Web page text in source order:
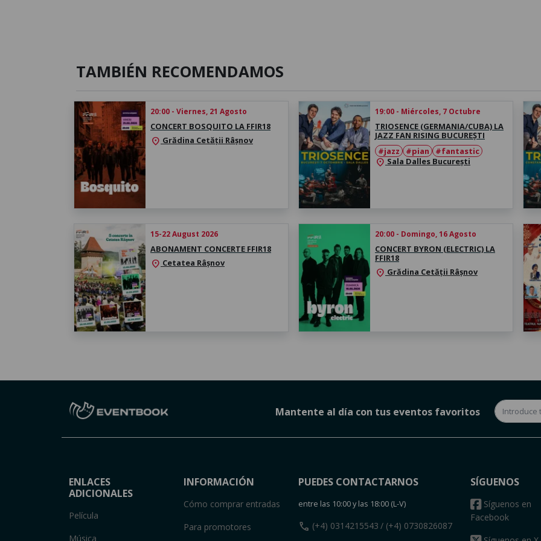
TAMBIÉN RECOMENDAMOS
20:00 - Viernes, 21 Agosto
CONCERT BOSQUITO LA FFIR18
location_on Grădina Cetății Râșnov
19:00 - Miércoles, 7 Octubre
TRIOSENCE (GERMANIA/CUBA) LA
JAZZ FAN RISING BUCUREȘTI
#jazz
#pian #fantastic
location_on Sala Dalles București
15-22 August 2026
ABONAMENT CONCERTE FFIR18
location_on Cetatea Râșnov
20:00 - Domingo, 16 Agosto
CONCERT BYRON (ELECTRIC) LA
FFIR18
location_on Grădina Cetății Râșnov
Mantente al día con tus eventos favoritos
ENLACES
ADICIONALES
Película
Música
INFORMACIÓN
Cómo comprar entradas
Para promotores
PUEDES CONTACTARNOS
entre las 10:00 y las 18:00 (L-V)
call (+4) 0314215543 / (+4) 0730826087
SÍGUENOS
Síguenos en
Facebook